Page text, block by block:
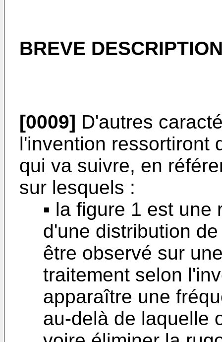
BREVE
[0009] D'autres
l'invention ressortiront
qui va suivre, en
sur lesquels :
▪ la figure 1 est
d'une distribution
être observé sur
traitement selon
apparaître une
au-delà de laquelle